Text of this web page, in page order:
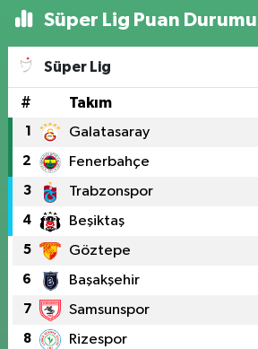
Süper Lig Puan Durumu
Süper Lig
# Takım
1 Galatasaray
2 Fenerbahçe
3 Trabzonspor
4 Beşiktaş
5 Göztepe
6 Başakşehir
7 Samsunspor
8 Rizespor